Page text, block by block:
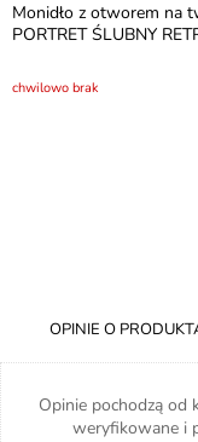
Monidło z otworem na
PORTRET ŚLUBNY
chwilowo brak
OPINIE O
Opinie pochodzą od
weryfikowane i